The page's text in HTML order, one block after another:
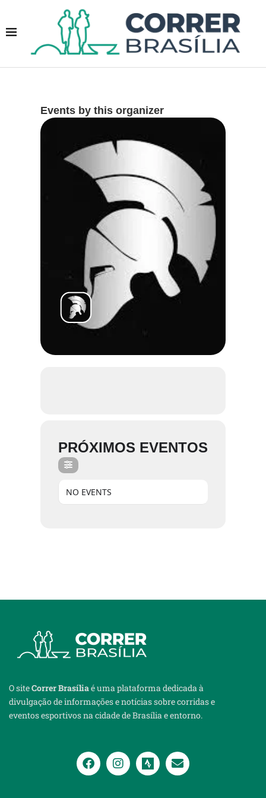
Events by this organizer
PRÓXIMOS EVENTOS
NO EVENTS
O siteCorrer Brasíliaé uma plataforma dedicada à
divulgação de informações e notícias sobre corridas e
eventos esportivos na cidade de Brasília e entorno.